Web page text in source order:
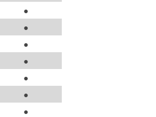
●
●
●
●
●
●
●